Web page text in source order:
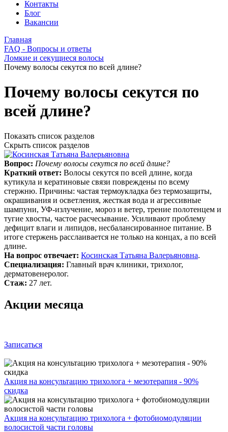
Контакты
Блог
Вакансии
Главная
FAQ - Вопросы и ответы
Ломкие и секущиеся волосы
Почему волосы секутся по всей длине?
Почему волосы секутся по
всей длине?
Показать список разделов
Скрыть список разделов
Вопрос: Почему волосы секутся по всей длине?
Краткий ответ: Волосы секутся по всей длине, когда
кутикула и кератиновые связи повреждены по всему
стержню. Причины: частая термоукладка без термозащиты,
окрашивания и осветления, жесткая вода и агрессивные
шампуни, УФ‑излучение, мороз и ветер, трение полотенцем и
тугие хвосты, частое расчесывание. Усиливают проблему
дефицит влаги и липидов, несбалансированное питание. В
итоге стержень расслаивается не только на концах, а по всей
длине.
На вопрос отвечает: Косинская Татьяна Валерьяновна.
Специализация: Главный врач клиники, трихолог,
дерматовенеролог.
Стаж: 27 лет.
Акции месяца
Записаться
Акция на консультацию трихолога + мезотерапия - 90%
скидка
Акция на консультацию трихолога + фотобиомодуляции
волосистой части головы